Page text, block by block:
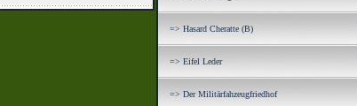
=> Hasard Cheratte (B)
=> Eifel Leder
=> Der Militärfahzeugfriedhof